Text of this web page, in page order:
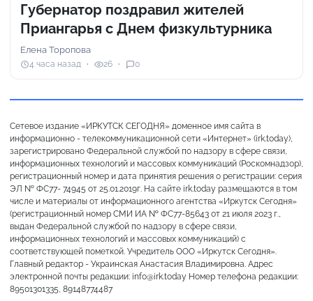
Губернатор поздравил жителей
Приангарья с Днем физкультурника
Елена Торопова
4 часа назад 26 0
Сетевое издание «ИРКУТСК СЕГОДНЯ» доменное имя сайта в
информационно - телекоммуникационной сети «Интернет» (irk.today),
зарегистрировано Федеральной службой по надзору в сфере связи,
информационных технологий и массовых коммуникаций (Роскомнадзор),
регистрационный номер и дата принятия решения о регистрации: серия
ЭЛ № ФС77- 74945 от 25.01.2019г. На сайте irk.today размещаются в том
числе и материалы от информационного агентства «Иркутск Сегодня»
(регистрационный номер СМИ ИА № ФС77-85643 от 21 июля 2023 г.,
выдан Федеральной службой по надзору в сфере связи,
информационных технологий и массовых коммуникаций) с
соответствующей пометкой. Учредитель ООО «Иркутск Сегодня».
Главный редактор - Украинская Анастасия Владимировна. Адрес
электронной почты редакции: info@irk.today Номер телефона редакции:
89501301335, 89148774487